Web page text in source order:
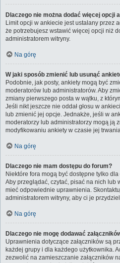
Dlaczego nie można dodać więcej opcji
Limit opcji w ankiecie jest ustalany przez
że potrzebujesz wstawić więcej opcji niż
administratorem witryny.
Na górę
W jaki sposób zmienić lub usunąć
Podobnie, jak posty, ankiety mogą być
moderatorów lub administratorów. Aby
zmiany pierwszego posta w wątku, z
Jeśli nikt jeszcze nie oddał głosu w
lub zmienić jej opcje. Jednakże, jeśli w
moderatorzy lub administratorzy mogą ją
modyfikowaniu ankiety w czasie jej
Na górę
Dlaczego nie mam dostępu do forum?
Niektóre fora mogą być dostępne tylko
Aby przeglądać, czytać, pisać na nich lub
mieć odpowiednie uprawnienia.
administratorem witryny, aby ci je
Na górę
Dlaczego nie mogę dodawać
Uprawnienia dotyczące załączników są
każdej grupy i dla każdego użytkownika.
zezwolić na zamieszczanie załączników